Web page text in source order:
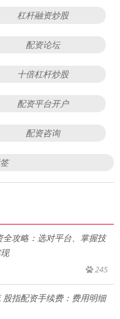
杠杆融资炒股
配资论坛
十倍杠杆炒股
配资平台开户
配资咨询
攻略：选对平台、掌握技
245
股指配资手续费：费用明细